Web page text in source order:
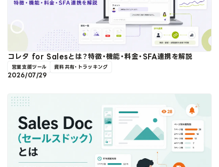
コレタ for Salesとは？特徴・機能・料金・SFA連携を解説
営業支援ツール 資料共有・トラッキング
2026/07/29